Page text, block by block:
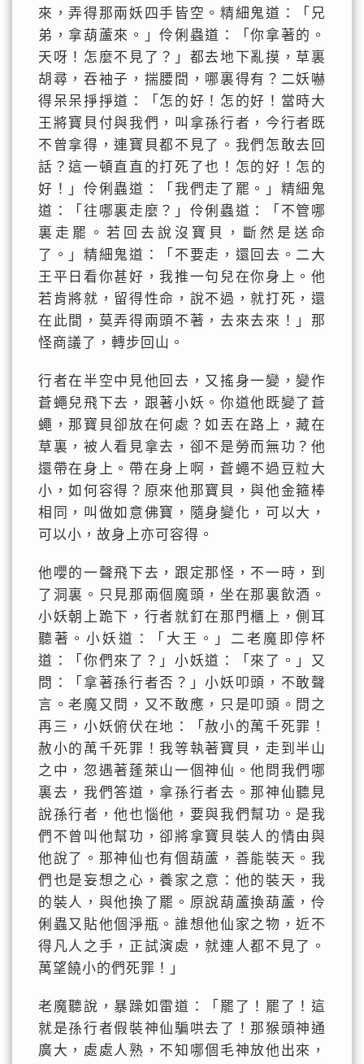
來，弄得那兩妖四手皆空。精細鬼道：「兄
弟，拿葫蘆來。」伶俐蟲道：「你拿著的。
天呀！怎麼不見了？」都去地下亂摸，草裏
胡尋，吞袖子，揣腰間，哪裏得有？二妖嚇
得呆呆掙掙道：「怎的好！怎的好！當時大
王將寶貝付與我們，叫拿孫行者，今行者既
不曾拿得，連寶貝都不見了。我們怎敢去回
話？這一頓直直的打死了也！怎的好！怎的
好！」伶俐蟲道：「我們走了罷。」精細鬼
道：「往哪裏走麼？」伶俐蟲道：「不管哪
裏走罷。若回去說沒寶貝，斷然是送命
了。」精細鬼道：「不要走，還回去。二大
王平日看你甚好，我推一句兒在你身上。他
若肯將就，留得性命，說不過，就打死，還
在此間，莫弄得兩頭不著，去來去來！」那
怪商議了，轉步回山。
行者在半空中見他回去，又搖身一變，變作
蒼蠅兒飛下去，跟著小妖。你道他既變了蒼
蠅，那寶貝卻放在何處？如丟在路上，藏在
草裏，被人看見拿去，卻不是勞而無功？他
還帶在身上。帶在身上啊，蒼蠅不過豆粒大
小，如何容得？原來他那寶貝，與他金箍棒
相同，叫做如意佛寶，隨身變化，可以大，
可以小，故身上亦可容得。
他嚶的一聲飛下去，跟定那怪，不一時，到
了洞裏。只見那兩個魔頭，坐在那裏飲酒。
小妖朝上跪下，行者就釘在那門櫃上，側耳
聽著。小妖道：「大王。」二老魔即停杯
道：「你們來了？」小妖道：「來了。」又
問：「拿著孫行者否？」小妖叩頭，不敢聲
言。老魔又問，又不敢應，只是叩頭。問之
再三，小妖俯伏在地：「赦小的萬千死罪！
赦小的萬千死罪！我等執著寶貝，走到半山
之中，忽遇著蓬萊山一個神仙。他問我們哪
裏去，我們答道，拿孫行者去。那神仙聽見
說孫行者，他也惱他，要與我們幫功。是我
們不曾叫他幫功，卻將拿寶貝裝人的情由與
他說了。那神仙也有個葫蘆，善能裝天。我
們也是妄想之心，養家之意：他的裝天，我
的裝人，與他換了罷。原說葫蘆換葫蘆，伶
俐蟲又貼他個淨瓶。誰想他仙家之物，近不
得凡人之手，正試演處，就連人都不見了。
萬望饒小的們死罪！」
老魔聽說，暴躁如雷道：「罷了！罷了！這
就是孫行者假裝神仙騙哄去了！那猴頭神通
廣大，處處人熟，不知哪個毛神放他出來，